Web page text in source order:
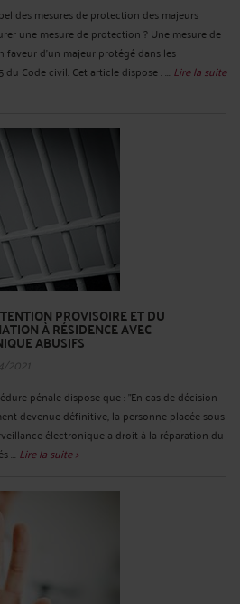
des mesures de protection des majeurs
une mesure de protection ? Une mesure de
d’un majeur protégé dans les
Code civil. Cet article dispose : ... Lire la suite
PROVISOIRE ET DU
À RÉSIDENCE AVEC
ABUSIFS
2021
pénale dispose que : "En cas de décision
devenue définitive, la personne placée sous
électronique a droit à la réparation du
... Lire la suite >